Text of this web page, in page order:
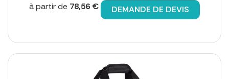
à partir de 78,56 € DEMANDE DE DEVIS